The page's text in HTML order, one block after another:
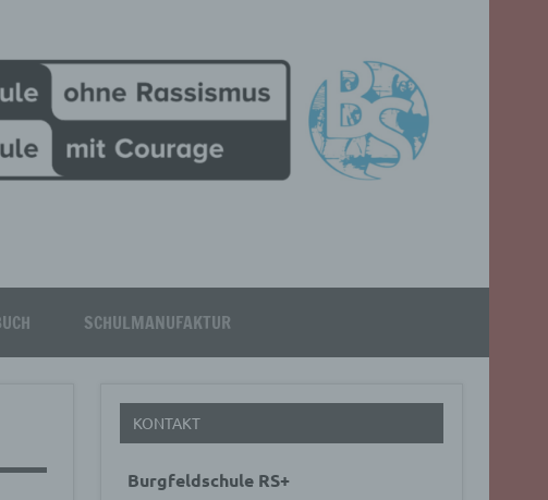
SCHULMANUFAKTUR
KONTAKT
Burgfeldschule RS+